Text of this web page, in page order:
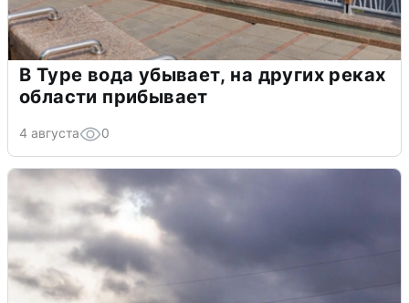
В Туре вода убывает, на других реках
области прибывает
4 августа 0